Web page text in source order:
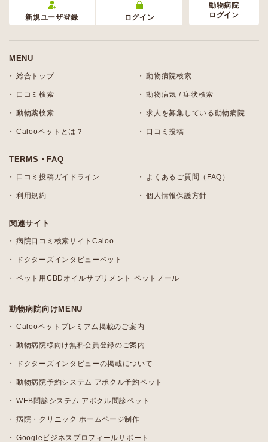
新規ユーザ登録 ログイン
動物病院
ログイン
MENU
総合トップ 動物病院検索
口コミ検索 動物病気 / 症状検索
動物薬検索 求人を募集している動物病院
Calooペットとは？ 口コミ投稿
TERMS・FAQ
口コミ投稿ガイドライン よくあるご質問（FAQ）
利用規約 個人情報保護方針
関連サイト
病院口コミ検索サイトCaloo
ドクターズインタビューペット
ペット用CBDオイルサプリメント ペットノール
動物病院向けMENU
Calooペットプレミアム掲載のご案内
動物病院様向け無料会員登録のご案内
ドクターズインタビューの掲載について
動物病院予約システム アポクル予約ペット
WEB問診システム アポクル問診ペット
病院・クリニック ホームページ制作
Googleビジネスプロフィールサポート